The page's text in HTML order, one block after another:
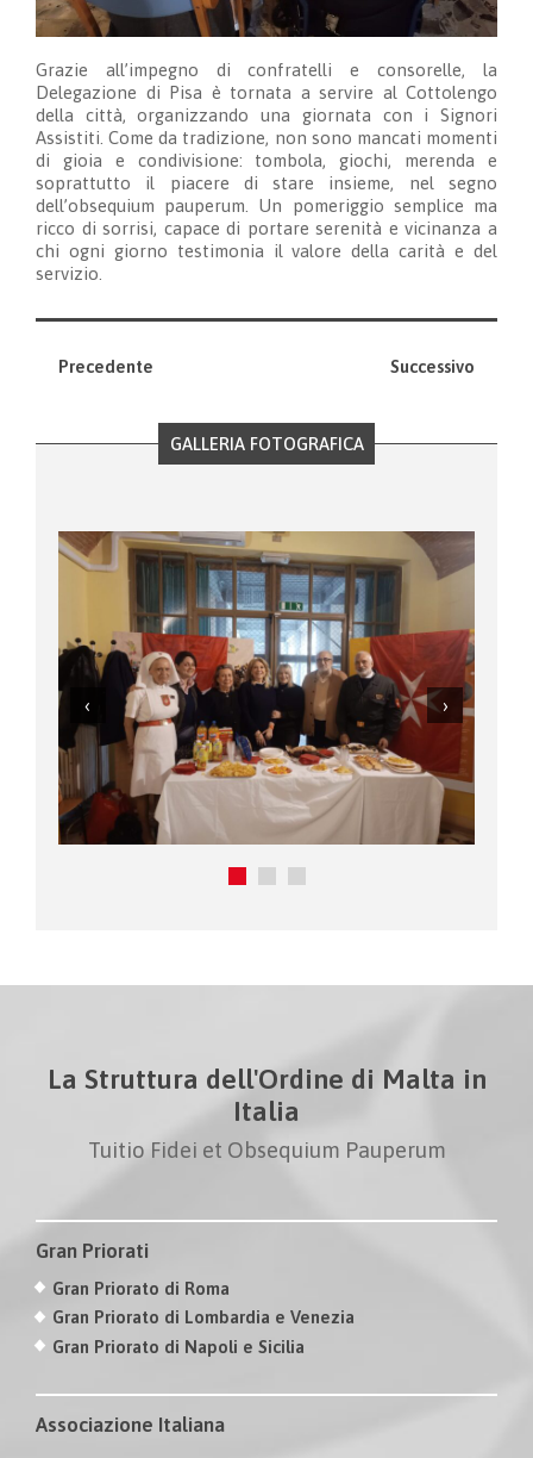
Grazie all’impegno di confratelli e consorelle, la
Delegazione di Pisa è tornata a servire al Cottolengo
della città, organizzando una giornata con i Signori
Assistiti. Come da tradizione, non sono mancati momenti
di gioia e condivisione: tombola, giochi, merenda e
soprattutto il piacere di stare insieme, nel segno
dell’obsequium pauperum. Un pomeriggio semplice ma
ricco di sorrisi, capace di portare serenità e vicinanza a
chi ogni giorno testimonia il valore della carità e del
servizio.
Precedente Successivo
GALLERIA FOTOGRAFICA
La Struttura dell'Ordine di Malta in
Italia
Tuitio Fidei et Obsequium Pauperum
Gran Priorati
Gran Priorato di Roma
Gran Priorato di Lombardia e Venezia
Gran Priorato di Napoli e Sicilia
Associazione Italiana